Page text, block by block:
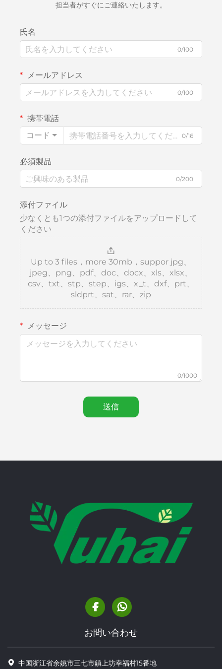
担当者がすぐにご連絡いたします。
氏名
0/100
メールアドレス
0/100
携帯電話
コード
0/16
必須製品
0/200
添付ファイル
少なくとも1つの添付ファイルをアップロードして
ください
Up to 3 files，more 30mb，suppor jpg、
jpeg、png、pdf、doc、docx、xls、xlsx、
csv、txt、stp、step、igs、x_t、dxf、prt、
sldprt、sat、rar、zip
メッセージ
0/1000
送信
お問い合わせ
中国浙江省余姚市三七市鎮上坊幸福村15番地